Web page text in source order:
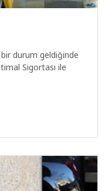
durum geldiğinde
Sigortası ile